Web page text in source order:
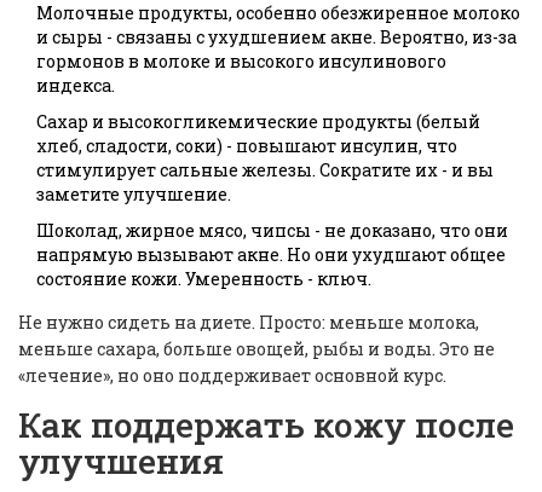
Молочные продукты, особенно обезжиренное молоко
и сыры - связаны с ухудшением акне. Вероятно, из-за
гормонов в молоке и высокого инсулинового
индекса.
Сахар и высокогликемические продукты (белый
хлеб, сладости, соки) - повышают инсулин, что
стимулирует сальные железы. Сократите их - и вы
заметите улучшение.
Шоколад, жирное мясо, чипсы - не доказано, что они
напрямую вызывают акне. Но они ухудшают общее
состояние кожи. Умеренность - ключ.
Не нужно сидеть на диете. Просто: меньше молока,
меньше сахара, больше овощей, рыбы и воды. Это не
«лечение», но оно поддерживает основной курс.
Как поддержать кожу после
улучшения